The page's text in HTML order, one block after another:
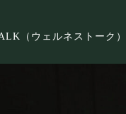
（ウェルネストーク